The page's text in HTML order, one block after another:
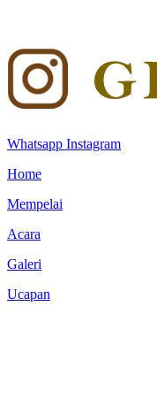
Whatsapp Instagram
Home
Mempelai
Acara
Galeri
Ucapan